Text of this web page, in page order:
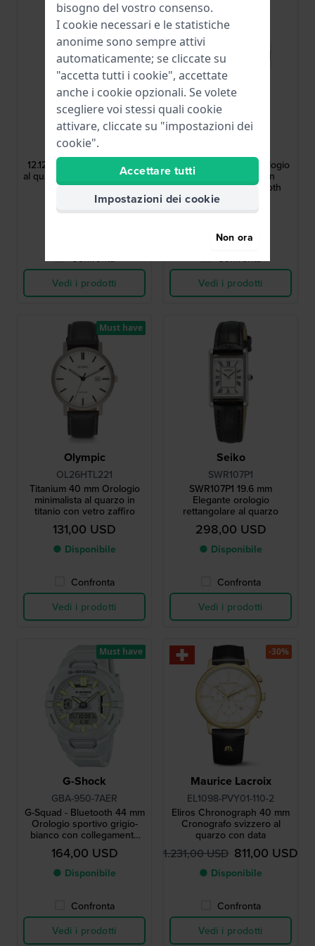
Lacoste
2030039
12.12 Kids 32 mm Orologio
al quarzo bianco da ragazzo
76,00 USD
Confronta
Vedi i prodotti
Must have
G-Shock
G-Squad 45.9 mm Orologio
sportivo digitale con
connessione Bluetooth
164,00 USD
Confronta
Vedi i prodotti
Olympic
OL26HTL221
Titanium 40 mm Orologio
minimalista al quarzo in
titanio con vetro zaffiro
131,00 USD
● Disponibile
Confronta
Vedi i prodotti
Must have
Seiko
SWR107P1
SWR107P1 19.6 mm
Elegante orologio
rettangolare al quarzo
298,00 USD
● Disponibile
Confronta
Vedi i prodotti
G-Shock
GBA-950-7AER
G-Squad - Bluetooth 44 mm
Orologio sportivo grigio-
bianco con collegamento
allo smartphone e
compatibilità con Strava
164,00 USD
● Disponibile
Confronta
Vedi i prodotti
Must have
Maurice Lacroix
EL1098-PVY01-110-2
Eliros Chronograph 40 mm
Cronografo svizzero al
quarzo con data
1.231,00 USD 811,00 USD
● Disponibile
Confronta
Vedi i prodotti
-30%
bisogno del vostro consenso.
I cookie necessari e le statistiche
anonime sono sempre attivi
automaticamente; se cliccate su
"accetta tutti i cookie", accettate
anche i cookie opzionali. Se volete
scegliere voi stessi quali cookie
attivare, cliccate su "impostazioni dei
cookie".
Accettare tutti
Impostazioni dei cookie
Non ora